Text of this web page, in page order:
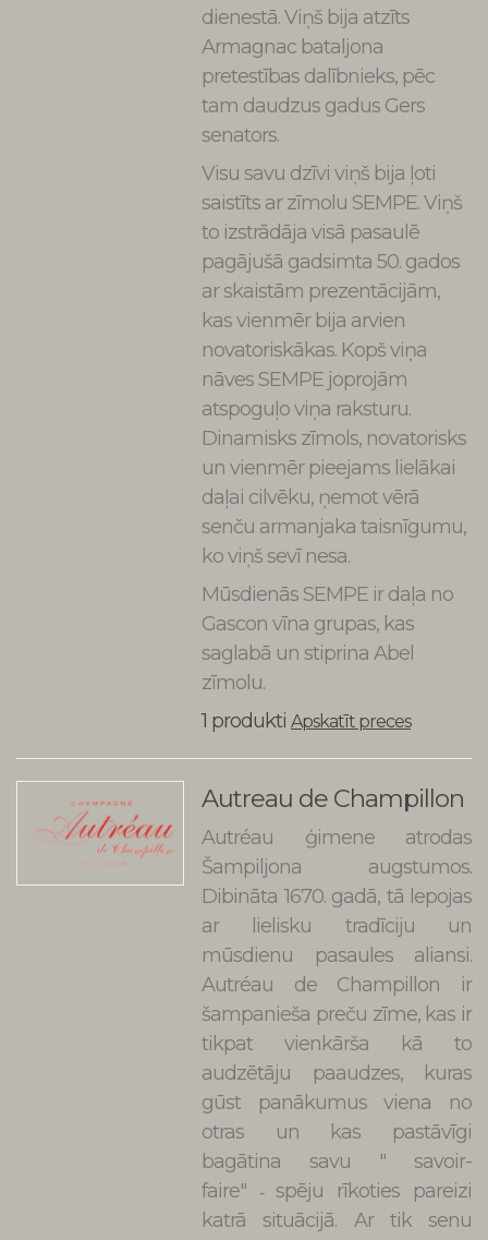
dienestā. Viņš bija atzīts
Armagnac bataljona
pretestības dalībnieks, pēc
tam daudzus gadus Gers
senators.
Visu savu dzīvi viņš bija ļoti
saistīts ar zīmolu SEMPE. Viņš
to izstrādāja visā pasaulē
pagājušā gadsimta 50. gados
ar skaistām prezentācijām,
kas vienmēr bija arvien
novatoriskākas. Kopš viņa
nāves SEMPE joprojām
atspoguļo viņa raksturu.
Dinamisks zīmols, novatorisks
un vienmēr pieejams lielākai
daļai cilvēku, ņemot vērā
senču armanjaka taisnīgumu,
ko viņš sevī nesa.
Mūsdienās SEMPE ir daļa no
Gascon vīna grupas, kas
saglabā un stiprina Abel
zīmolu.
1 produkti Apskatīt preces
Autreau de Champillon
Autréau ģimene atrodas
Šampiljona augstumos.
Dibināta 1670. gadā, tā lepojas
ar lielisku tradīciju un
mūsdienu pasaules aliansi.
Autréau de Champillon ir
šampanieša preču zīme, kas ir
tikpat vienkārša kā to
audzētāju paaudzes, kuras
gūst panākumus viena no
otras un kas pastāvīgi
bagātina savu " savoir-
faire"
- spēju rīkoties pareizi
katrā situācijā. Ar tik senu